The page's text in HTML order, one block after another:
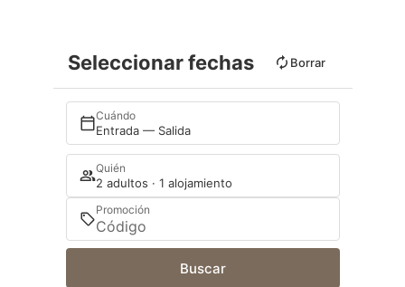
Seleccionar fechas Borrar
Cuándo
Entrada — Salida
Quién
2 adultos · 1 alojamiento
Promoción
Buscar